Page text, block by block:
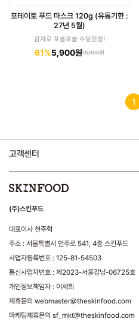
포테이토 푸드 마스크 120g (유통기한 :
27년 5월)
감자로 포슬포슬 수딩진정!
61%5,900원15,000원
1
고객센터
(주)스킨푸드
대표이사 천주혁
주소 : 서울특별시 언주로 541, 4층 스킨푸드
사업자등록번호 : 125-81-54503
통신사업자번호 : 제2023-서울강남-06725호
개인정보책임자 : 이세희
제휴문의 webmaster@theskinfood.com
마케팅제휴문의 sf_mkt@theskinfood.com